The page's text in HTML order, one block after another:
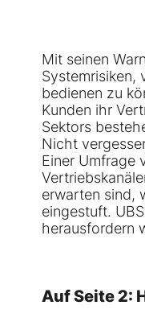
Mit seinen
Systemrisiken,
bedienen zu
Kunden ihr
Sektors
Nicht
Einer Umfrage
erwarten sind,
eingestuft.
herausfordern
Auf Seite 2: